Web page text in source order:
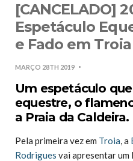
[CANCELADO]
Espetáculo
e Fado em Troia
MARÇO 28TH 2019
Um espetáculo
equestre, o
a Praia da Caldeira.
Pela primeira vez em Troia, a
Rodrigues vai apresentar um